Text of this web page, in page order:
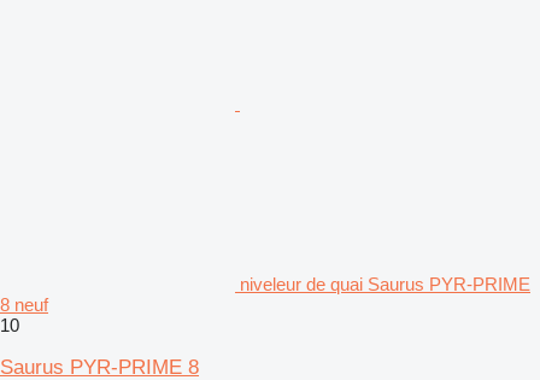
niveleur de quai Saurus PYR-PRIME
8 neuf
10
Saurus PYR-PRIME 8